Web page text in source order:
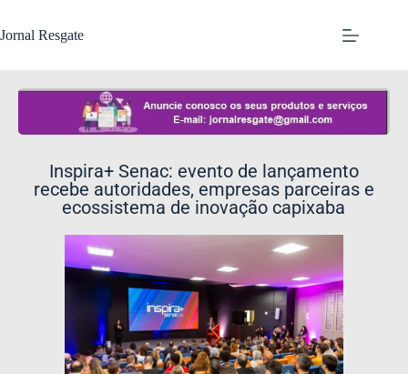
Jornal Resgate
Inspira+ Senac: evento de lançamento
recebe autoridades, empresas parceiras e
ecossistema de inovação capixaba